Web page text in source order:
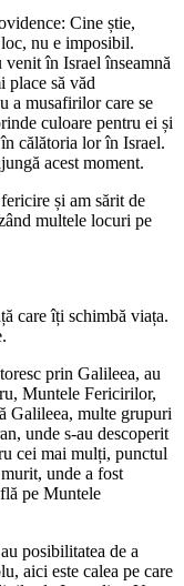
Cine știe,
nu e imposibil.
în Israel înseamnă
place să văd
a musafirilor care se
culoare pentru ei și
călătoria lor în Israel.
acest moment.
și am sărit de
multele locuri pe
care îți schimbă viața.
prin Galileea, au
Muntele Fericirilor,
Galileea, multe grupuri
unde s-au descoperit
cei mai mulți, punctul
unde a fost
pe Muntele
posibilitatea de a
aici este calea pe care